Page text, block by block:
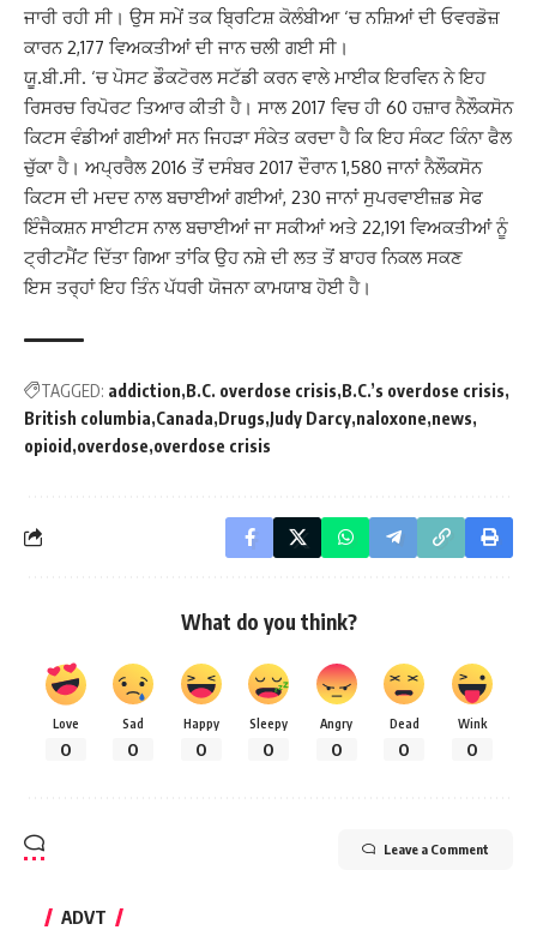
ਜਾਰੀ ਰਹੀ ਸੀ। ਉਸ ਸਮੇਂ ਤਕ ਬ੍ਰਿਟਿਸ਼ ਕੋਲੰਬੀਆ ‘ਚ ਨਸ਼ਿਆਂ ਦੀ ਓਵਰਡੋਜ਼
ਕਾਰਨ 2,177 ਵਿਅਕਤੀਆਂ ਦੀ ਜਾਨ ਚਲੀ ਗਈ ਸੀ।
ਯੂ.ਬੀ.ਸੀ. ‘ਚ ਪੋਸਟ ਡੌਕਟੋਰਲ ਸਟੱਡੀ ਕਰਨ ਵਾਲੇ ਮਾਈਕ ਇਰਵਿਨ ਨੇ ਇਹ
ਰਿਸਰਚ ਰਿਪੋਰਟ ਤਿਆਰ ਕੀਤੀ ਹੈ। ਸਾਲ 2017 ਵਿਚ ਹੀ 60 ਹਜ਼ਾਰ ਨੈਲੌਕਸੋਨ
ਕਿਟਸ ਵੰਡੀਆਂ ਗਈਆਂ ਸਨ ਜਿਹੜਾ ਸੰਕੇਤ ਕਰਦਾ ਹੈ ਕਿ ਇਹ ਸੰਕਟ ਕਿੰਨਾ ਫੈਲ
ਚੁੱਕਾ ਹੈ। ਅਪ੍ਰਰੈਲ 2016 ਤੋਂ ਦਸੰਬਰ 2017 ਦੌਰਾਨ 1,580 ਜਾਨਾਂ ਨੈਲੌਕਸੋਨ
ਕਿਟਸ ਦੀ ਮਦਦ ਨਾਲ ਬਚਾਈਆਂ ਗਈਆਂ, 230 ਜਾਨਾਂ ਸੁਪਰਵਾਈਜ਼ਡ ਸੇਫ
ਇੰਜੈਕਸ਼ਨ ਸਾਈਟਸ ਨਾਲ ਬਚਾਈਆਂ ਜਾ ਸਕੀਆਂ ਅਤੇ 22,191 ਵਿਅਕਤੀਆਂ ਨੂੰ
ਟ੍ਰੀਟਮੈਂਟ ਦਿੱਤਾ ਗਿਆ ਤਾਂਕਿ ਉਹ ਨਸ਼ੇ ਦੀ ਲਤ ਤੋਂ ਬਾਹਰ ਨਿਕਲ ਸਕਣ
ਇਸ ਤਰ੍ਹਾਂ ਇਹ ਤਿੰਨ ਪੱਧਰੀ ਯੋਜਨਾ ਕਾਮਯਾਬ ਹੋਈ ਹੈ।
TAGGED: addiction B.C. overdose crisis B.C.’s overdose crisis
British columbia Canada Drugs Judy Darcy naloxone news
opioid overdose overdose crisis
What do you think?
Love
0
Sad
0
Happy
0
Sleepy
0
Angry
0
Dead
0
Wink
0
Leave a Comment
ADVT